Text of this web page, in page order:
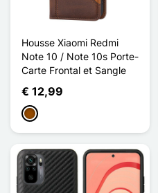
Housse Xiaomi Redmi
Note 10 / Note 10s Porte-
Carte Frontal et Sangle
€ 12,99
Bruin